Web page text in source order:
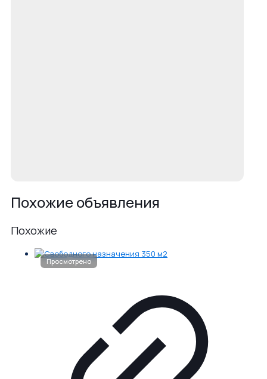
Похожие объявления
Похожие